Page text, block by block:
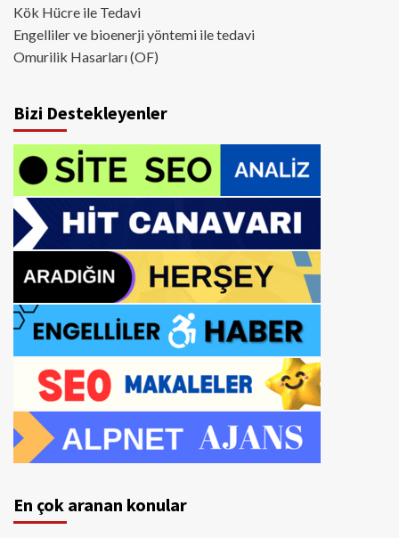
Kök Hücre ile Tedavi
Engelliler ve bioenerji yöntemi ile tedavi
Omurilik Hasarları (OF)
Bizi Destekleyenler
En çok aranan konular